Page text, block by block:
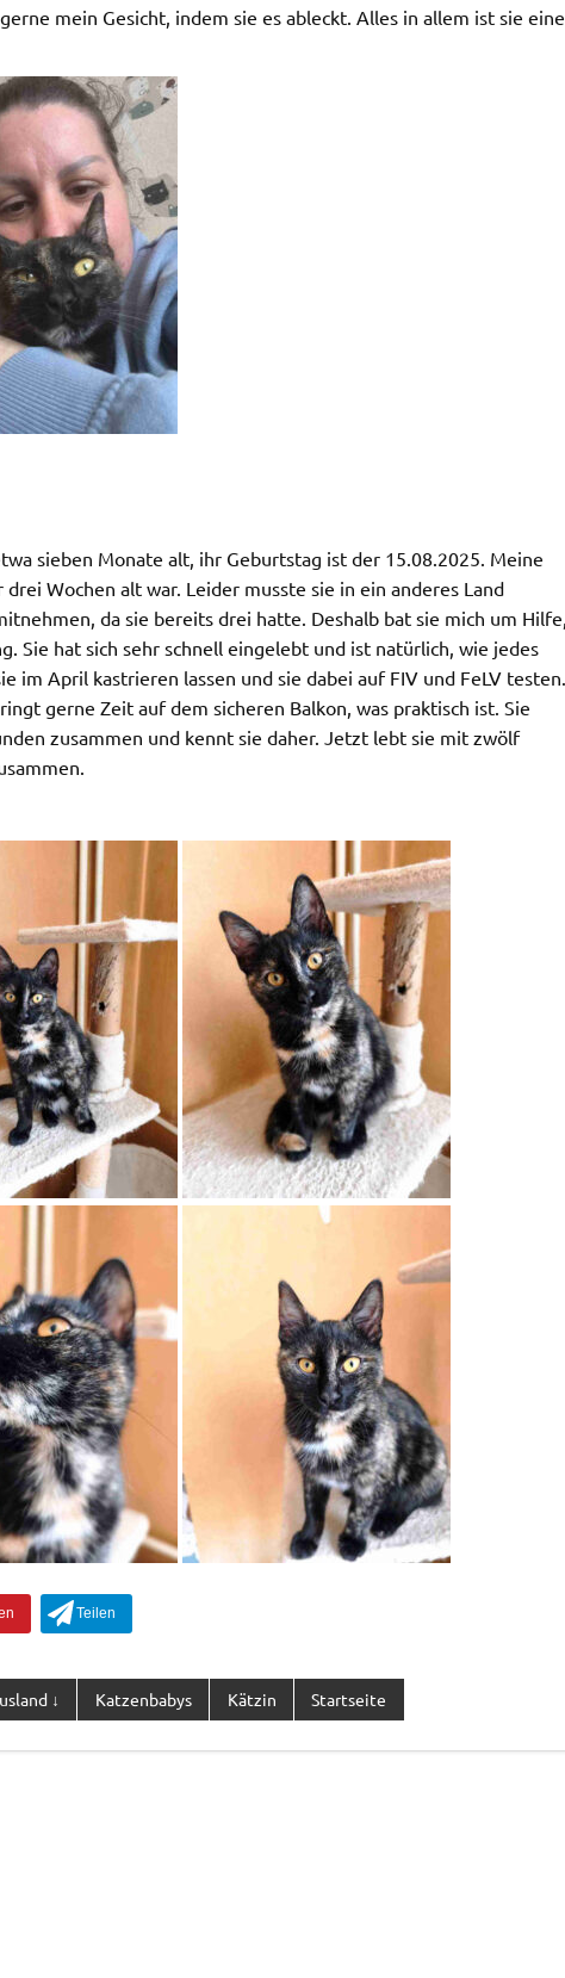
mein Gesicht, indem sie es ableckt. Alles in allem ist sie eine
sieben Monate alt, ihr Geburtstag ist der 15.08.2025. Meine
Wochen alt war. Leider musste sie in ein anderes Land
da sie bereits drei hatte. Deshalb bat sie mich um Hilfe,
Sie hat sich sehr schnell eingelebt und ist natürlich, wie jedes
im April kastrieren lassen und sie dabei auf FIV und FeLV testen.
gerne Zeit auf dem sicheren Balkon, was praktisch ist. Sie
zusammen und kennt sie daher. Jetzt lebt sie mit zwölf
↓ Katzenbabys Kätzin Startseite